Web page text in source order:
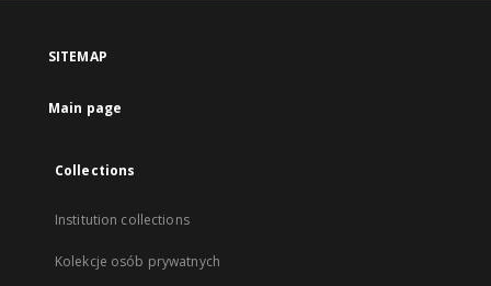
SITEMAP
Main page
Collections
Institution collections
Kolekcje osób prywatnych